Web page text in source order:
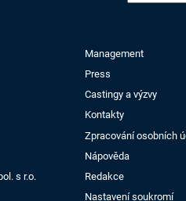
Management
Press
Castingy a výzvy
Kontakty
Zpracování osobních
Nápověda
s r.o.
Redakce
Nastavení soukromí